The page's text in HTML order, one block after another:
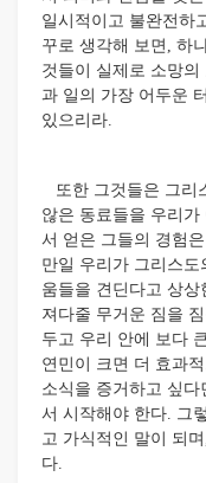
일시적이고 불완전하
꾸로 생각해 보면, 하
것들이 실제로 소망의
과 일의 가장 어두운
있으리라.
또한 그것들은 그리
않은 동료들을 우리가
서 얻은 그들의 경험
만일 우리가 그리스도
움들을 견딘다고 상
져다줄 무거운 짐을
두고 우리 안에 보다
연민이 크면 더 효과
소식을 증거하고 싶
서 시작해야 한다. 그
고 가식적인 말이 되
다.